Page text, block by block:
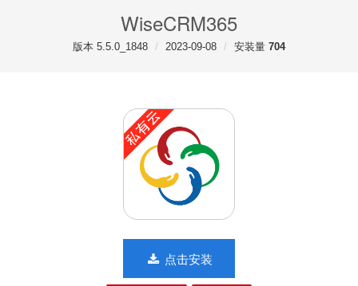
WiseCRM365
版本 5.5.0_1848 2023-09-08 安装量 704
点击安装